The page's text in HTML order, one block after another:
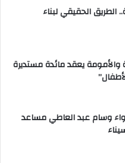
الحقيقي لبناء
يعقد مائدة مستديرة
وسام عبد العاطي مساعد